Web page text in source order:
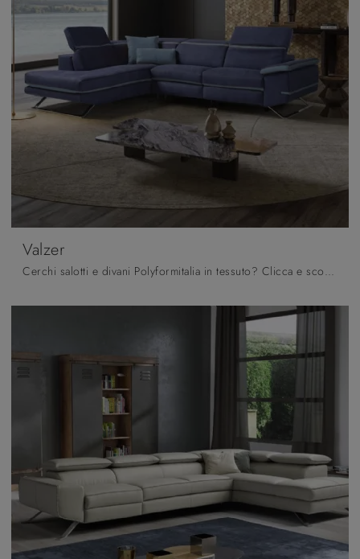
Valzer
Cerchi salotti e divani Polyformitalia in tessuto? Clicca e scopri di più sul modello Valzer per spazi design.